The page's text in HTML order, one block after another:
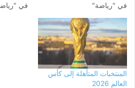
في "رياضة" في
المنتخبات المتأهلة إلى كأس
العالم 2026